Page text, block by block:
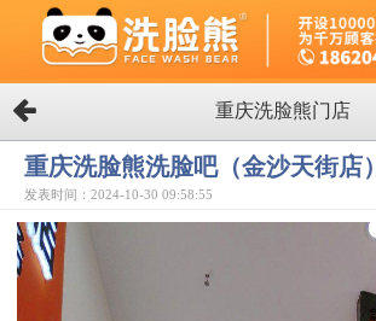
重庆洗脸熊门店
重庆洗脸熊洗脸吧（金沙天街店）
发表时间：2024-10-30 09:58:55